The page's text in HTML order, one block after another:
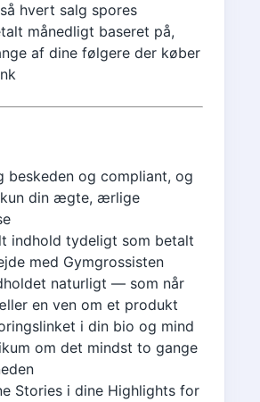
hvert salg spores
månedligt baseret på,
af dine følgere der køber
beskeden og compliant, og
din ægte, ærlige
indhold tydeligt som betalt
med Gymgrossisten
naturligt — som når
en ven om et produkt
i din bio og mind
om det mindst to gange
Stories i dine Highlights for